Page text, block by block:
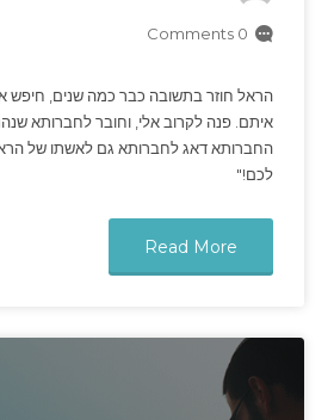
0 Comments
הראל חוזר בתשובה כבר כמה שנים, חיפש
איתם. פנה לקרוב אלי, וחובר לחברותא
החברותא דאג לחברותא גם לאשתו של
לכם!"
Read More